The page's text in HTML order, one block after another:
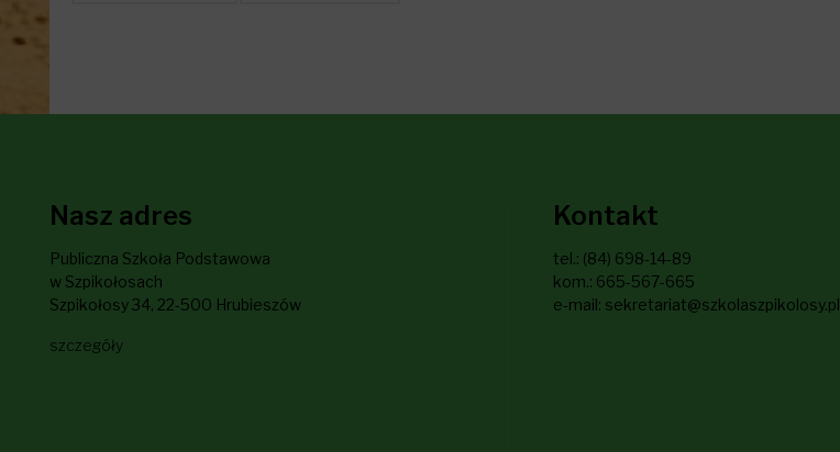
Nasz adres
Publiczna Szkoła Podstawowa
w Szpikołosach
Szpikołosy 34, 22-500 Hrubieszów
szczegóły
Kontakt
tel.: (84) 698-14-89
kom.: 665-567-665
e-mail: sekretariat@szkolaszpikolosy.pl